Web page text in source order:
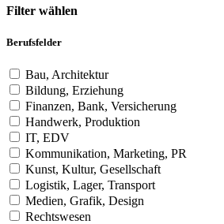
Filter wählen
Berufsfelder
Bau, Architektur
Bildung, Erziehung
Finanzen, Bank, Versicherung
Handwerk, Produktion
IT, EDV
Kommunikation, Marketing, PR
Kunst, Kultur, Gesellschaft
Logistik, Lager, Transport
Medien, Grafik, Design
Rechtswesen